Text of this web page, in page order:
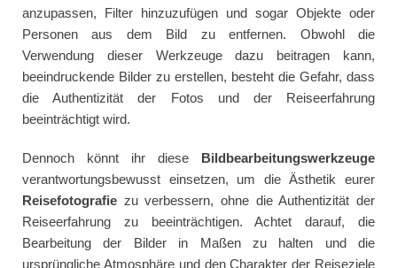
anzupassen, Filter hinzuzufügen und sogar Objekte oder
Personen aus dem Bild zu entfernen. Obwohl die
Verwendung dieser Werkzeuge dazu beitragen kann,
beeindruckende Bilder zu erstellen, besteht die Gefahr, dass
die Authentizität der Fotos und der Reiseerfahrung
beeinträchtigt wird.
Dennoch könnt ihr diese Bildbearbeitungswerkzeuge
verantwortungsbewusst einsetzen, um die Ästhetik eurer
Reisefotografie zu verbessern, ohne die Authentizität der
Reiseerfahrung zu beeinträchtigen. Achtet darauf, die
Bearbeitung der Bilder in Maßen zu halten und die
ursprüngliche Atmosphäre und den Charakter der Reiseziele